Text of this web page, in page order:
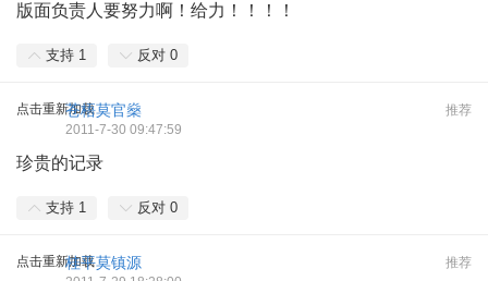
版面负责人要努力啊！给力！！！！
支持 1 反对 0
点击重新加载 推荐
苍梧莫官燊
2011-7-30 09:47:59
珍贵的记录
支持 1 反对 0
点击重新加载 推荐
桂平莫镇源